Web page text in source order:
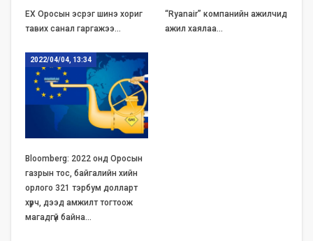
ЕХ Оросын эсрэг шинэ хориг
тавих санал гаргажээ…
“Ryanair” компанийн ажилчид
ажил хаялаа…
2022/04/04, 13:34
Bloomberg: 2022 онд Оросын
газрын тос, байгалийн хийн
орлого 321 тэрбум долларт
хүрч, дээд амжилт тогтоож
магадгүй байна…